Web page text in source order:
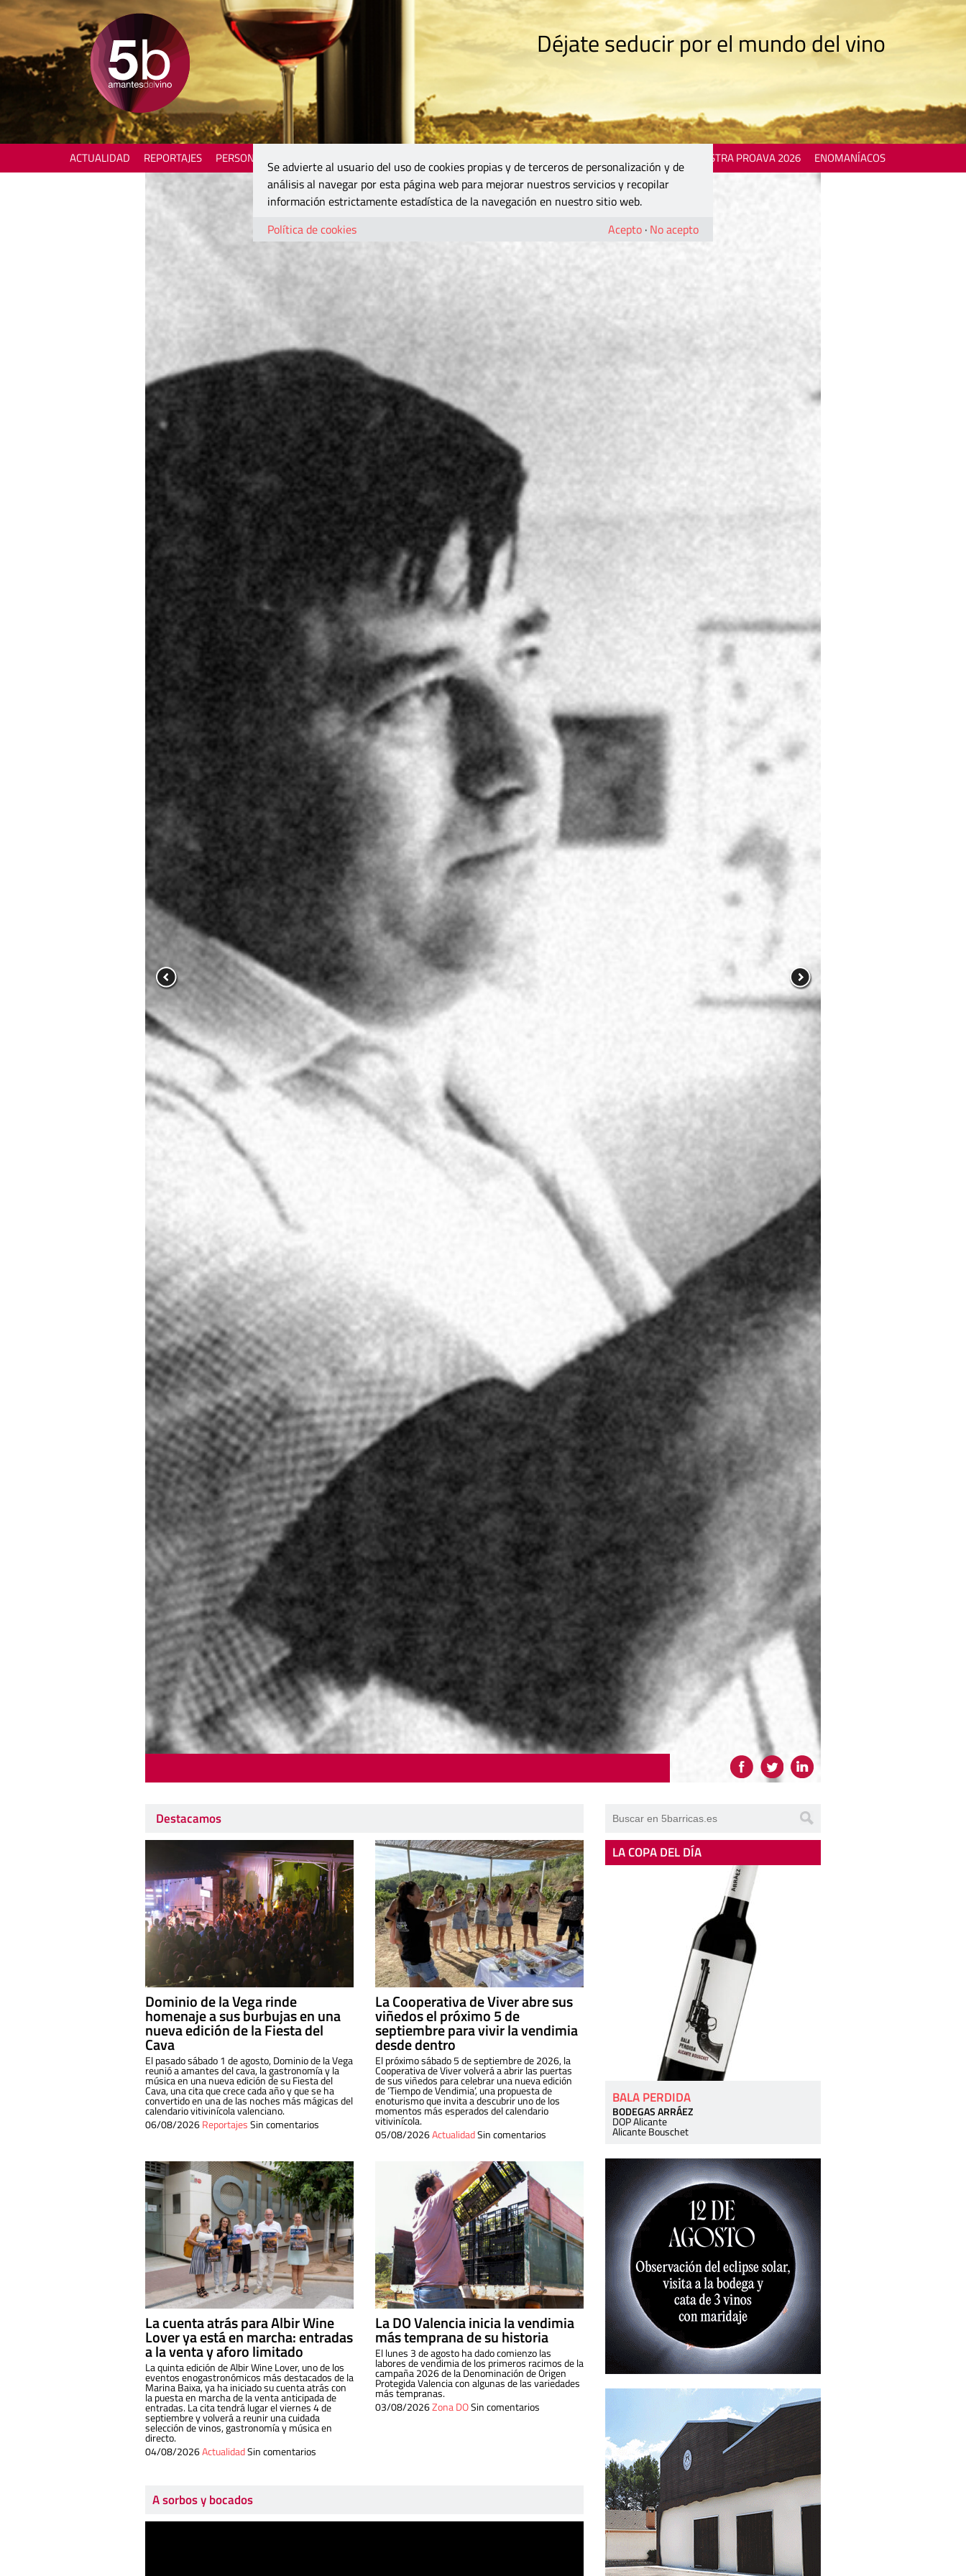
Déjate seducir por el mundo del vino
ACTUALIDAD REPORTAJES PERSONAJES MOSTRA PROAVA 2026 ENOMANÍACOS
Destacamos
Dominio de la Vega rinde
homenaje a sus burbujas en una
nueva edición de la Fiesta del
Cava
El pasado sábado 1 de agosto, Dominio de la Vega
reunió a amantes del cava, la gastronomía y la
música en una nueva edición de su Fiesta del
Cava, una cita que crece cada año y que se ha
convertido en una de las noches más mágicas del
calendario vitivinícola valenciano.
06/08/2026ReportajesSin comentarios
La Cooperativa de Viver abre sus
viñedos el próximo 5 de
septiembre para vivir la vendimia
desde dentro
El próximo sábado 5 de septiembre de 2026, la
Cooperativa de Viver volverá a abrir las puertas
de sus viñedos para celebrar una nueva edición
de ‘Tiempo de Vendimia’, una propuesta de
enoturismo que invita a descubrir uno de los
momentos más esperados del calendario
vitivinícola.
05/08/2026ActualidadSin comentarios
La cuenta atrás para Albir Wine
Lover ya está en marcha: entradas
a la venta y aforo limitado
La quinta edición de Albir Wine Lover, uno de los
eventos enogastronómicos más destacados de la
Marina Baixa, ya ha iniciado su cuenta atrás con
la puesta en marcha de la venta anticipada de
entradas. La cita tendrá lugar el viernes 4 de
septiembre y volverá a reunir una cuidada
selección de vinos, gastronomía y música en
directo.
04/08/2026ActualidadSin comentarios
La DO Valencia inicia la vendimia
más temprana de su historia
El lunes 3 de agosto ha dado comienzo las
labores de vendimia de los primeros racimos de la
campaña 2026 de la Denominación de Origen
Protegida Valencia con algunas de las variedades
más tempranas.
03/08/2026Zona DOSin comentarios
A sorbos y bocados
LA COPA DEL DÍA
BALA PERDIDA
BODEGAS ARRÁEZ
DOP Alicante
Alicante Bouschet
Se advierte al usuario del uso de cookies propias y de terceros de personalización y de
análisis al navegar por esta página web para mejorar nuestros servicios y recopilar
información estrictamente estadística de la navegación en nuestro sitio web.
Política de cookies
Acepto · No acepto